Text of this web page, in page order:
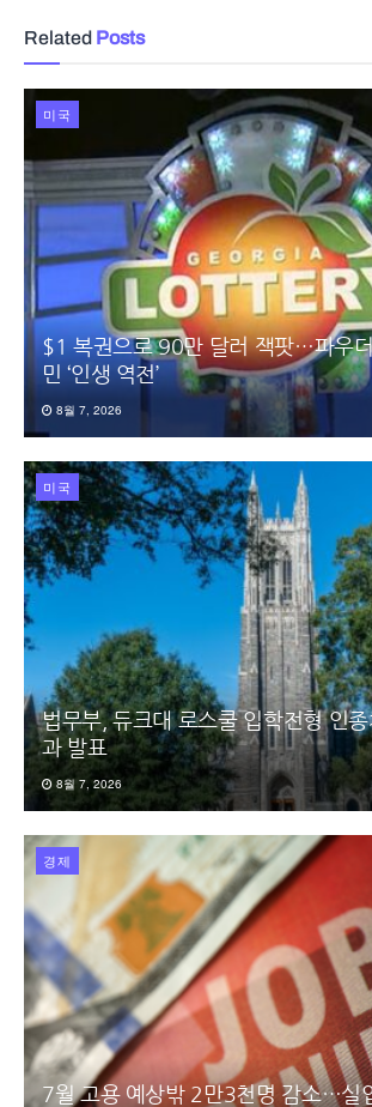
Related Posts
미국
$1 복권으로 90만 달러 잭팟…파우
민 ‘인생 역전’
8월 7, 2026
미국
법무부, 듀크대 로스쿨 입학전형 인
과 발표
8월 7, 2026
경제
7월 고용 예상밖 2만3천명 감소…실